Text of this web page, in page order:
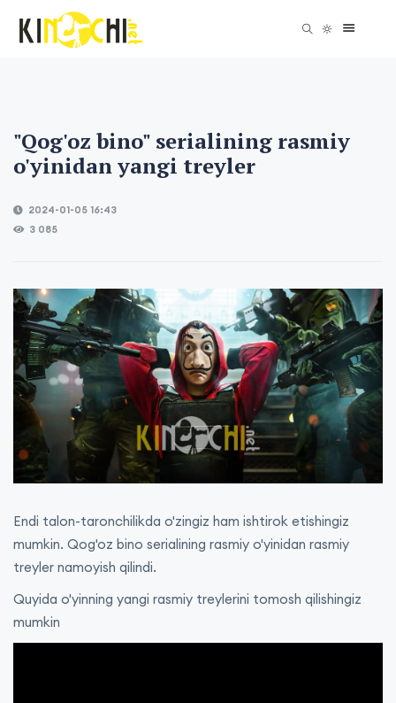
"Qog'oz bino" serialining rasmiy
o'yinidan yangi treyler
2024-01-05 16:43
3 085
Endi talon-taronchilikda o'zingiz ham ishtirok etishingiz
mumkin. Qog'oz bino serialining rasmiy o'yinidan rasmiy
treyler namoyish qilindi.
Quyida o'yinning yangi rasmiy treylerini tomosh qilishingiz
mumkin